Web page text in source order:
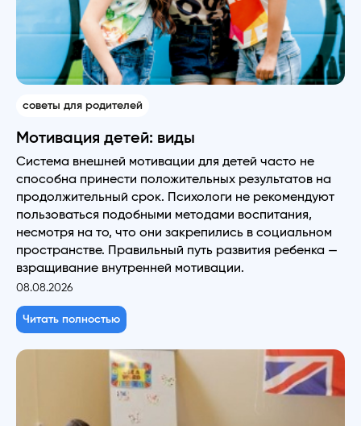
советы для родителей
Мотивация детей: виды
Система внешней мотивации для детей часто не
способна принести положительных результатов на
продолжительный срок. Психологи не рекомендуют
пользоваться подобными методами воспитания,
несмотря на то, что они закрепились в социальном
пространстве. Правильный путь развития ребенка —
взращивание внутренней мотивации.
08.08.2026
Читать полностью